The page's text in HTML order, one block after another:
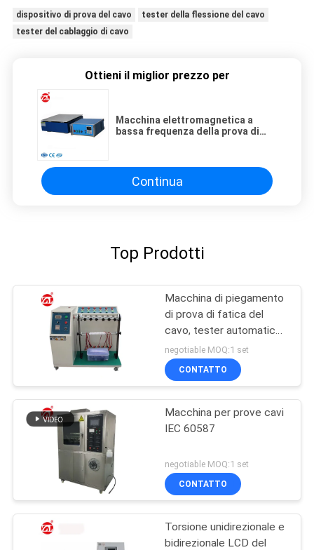
dispositivo di prova del cavo
tester della flessione del cavo
tester del cablaggio di cavo
Ottieni il miglior prezzo per
Macchina elettromagnetica a
bassa frequenza della prova di
Continua
Top Prodotti
Macchina di piegamento
di prova di fatica del
cavo, tester automatico
della flessione del cavo
di 220V 50hz
negotiable MOQ:1 set
CONTATTO
Macchina per prove cavi
IEC 60587
negotiable MOQ:1 set
CONTATTO
Torsione unidirezionale e
bidirezionale LCD del